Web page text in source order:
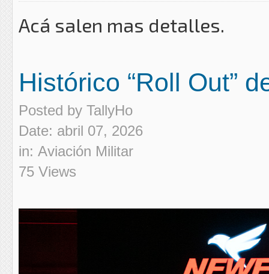
Acá salen mas detalles.
Histórico “Roll Out”
Posted by TallyHo
Date: abril 07, 2026
in: Aviación Militar
75 Views